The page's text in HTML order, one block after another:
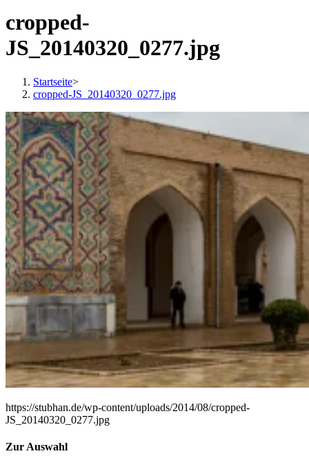
cropped-
JS_20140320_0277.jpg
Startseite>
cropped-JS_20140320_0277.jpg
https://stubhan.de/wp-content/uploads/2014/08/cropped-
JS_20140320_0277.jpg
Zur Auswahl